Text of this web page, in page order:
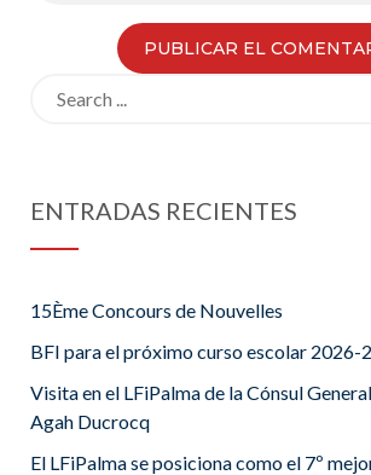
ENTRADAS RECIENTES
15Ème Concours de Nouvelles
BFI para el próximo curso escolar 2026-
Visita en el LFiPalma de la Cónsul
Agah Ducrocq
El LFiPalma se posiciona como el 7º